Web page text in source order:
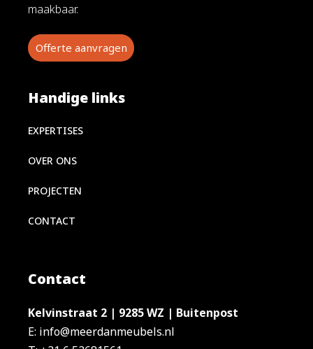
maakbaar.
Offerte aanvragen
Handige links
EXPERTISES
OVER ONS
PROJECTEN
CONTACT
Contact
Kelvinstraat 2 | 9285 WZ | Buitenpost
E: info@meerdanmeubels.nl